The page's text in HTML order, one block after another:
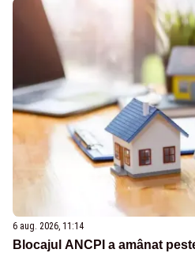
6 aug. 2026, 11:14
Blocajul ANCPI a amânat